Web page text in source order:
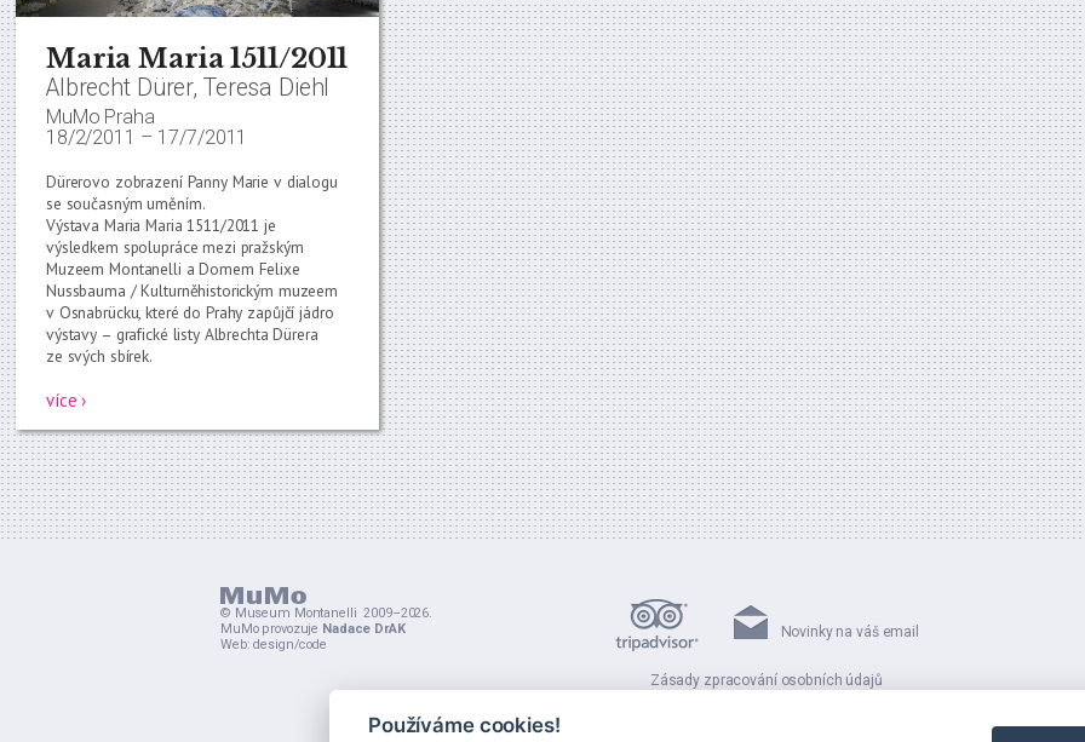
Maria Maria 1511/2011
Albrecht Dürer, Teresa Diehl
MuMo Praha
18/2/2011 – 17/7/2011
Dürerovo zobrazení Panny Marie v dialogu
se současným uměním.
Výstava Maria Maria 1511/2011 je
výsledkem spolupráce mezi pražským
Muzeem Montanelli a Domem Felixe
Nussbauma / Kulturněhistorickým muzeem
v Osnabrücku, které do Prahy zapůjčí jádro
výstavy – grafické listy Albrechta Dürera
ze svých sbírek.
více ›
© Museum Montanelli 2009–2026.
MuMo provozuje Nadace DrAK
Web:design/code
Novinky na váš email
Zásady zpracování osobních údajů
Používáme cookies!